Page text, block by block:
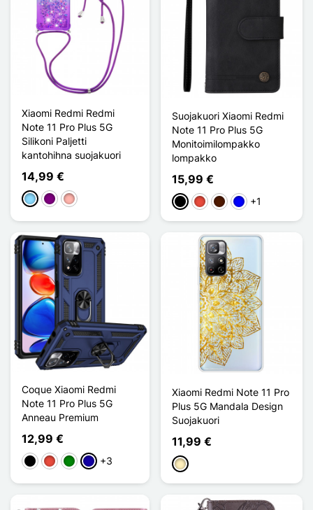
Xiaomi Redmi Redmi
Note 11 Pro Plus 5G
Silikoni Paljetti
kantohihna suojakuori
14,99 €
Bleu Clair
VioletOr Rose
Suojakuori Xiaomi Redmi
Note 11 Pro Plus 5G
Monitoimilompakko
lompakko
15,99 €
MustaPunainenMarron Foncé
Sininen
+1
Coque Xiaomi Redmi
Note 11 Pro Plus 5G
Anneau Premium
12,99 €
MustaPunainen
VihreäBleu Foncé
+3
Xiaomi Redmi Note 11 Pro
Plus 5G Mandala Design
Suojakuori
11,99 €
Doré